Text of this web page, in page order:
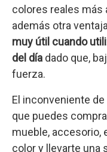
colores reales más
además otra
muy útil cuando
del día dado que,
fuerza.
El inconveniente
que puedes
mueble, accesorio,
color y llevarte una